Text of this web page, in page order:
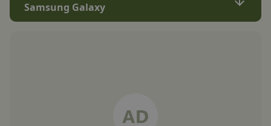
Samsung Galaxy